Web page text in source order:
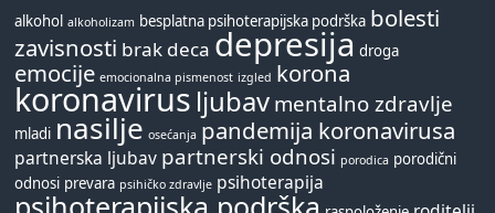
alkohol alkoholizam besplatna psihoterapijska podrška bolesti
zavisnosti brak deca depresija droga
emocije emocionalna pismenost izgled korona
koronavirus ljubav mentalno zdravlje
mladi nasilje osećanja pandemija koronavirusa
partnerska ljubav partnerski odnosi porodica porodični
odnosi prevara psihičko zdravlje psihoterapija